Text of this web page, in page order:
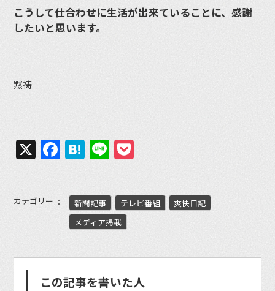
こうして仕合わせに生活が出来ていることに、感謝
したいと思います。
黙祷
X Facebook
Hatena
Line
カテゴリー 新聞記事 テレビ番組
爽快日記
メディア掲載
この記事を書いた人